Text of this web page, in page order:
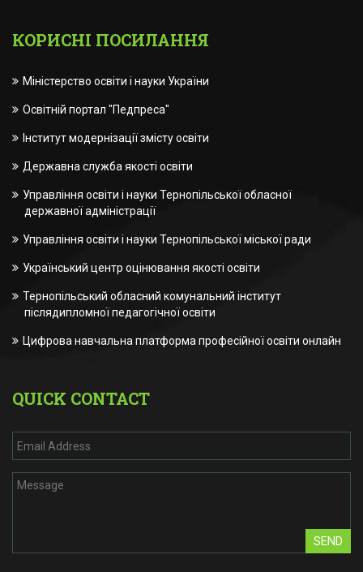
КОРИСНІ ПОСИЛАННЯ
Міністерство освіти і науки України
Освітній портал "Педпреса"
Інститут модернізації змісту освіти
Державна служба якості освіти
Управління освіти і науки Тернопільської обласної
державної адміністрації
Управління освіти і науки Тернопільської міської ради
Український центр оцінювання якості освіти
Тернопільський обласний комунальний інститут
післядипломної педагогічної освіти
Цифрова навчальна платформа професійної освіти онлайн
QUICK CONTACT
SEND